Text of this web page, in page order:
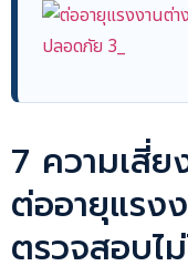
7 ความเสี่ย
ต่ออายุแรง
ตรวจสอบไ